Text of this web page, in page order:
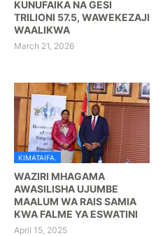
KUNUFAIKA NA GESI
TRILIONI 57.5, WAWEKEZAJI
WAALIKWA
March 21, 2026
KIMATAIFA.
WAZIRI MHAGAMA
AWASILISHA UJUMBE
MAALUM WA RAIS SAMIA
KWA FALME YA ESWATINI
April 15, 2025